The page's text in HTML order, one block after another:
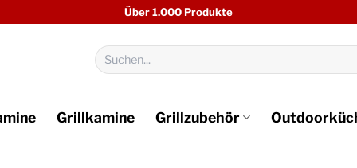
Über 1.000 Produkte
Suchen
nach:
Grillkamine Grillzubehör